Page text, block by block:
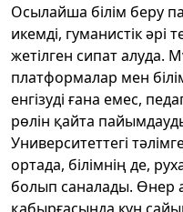
Осылайша білім беру
икемді, гуманистік әрі
жетілген сипат алуда.
платформалар мен
енгізуді ғана емес,
рөлін қайта
Университеттегі
ортада, білімнің де,
болып саналады. Өнер
қабырғасында күн